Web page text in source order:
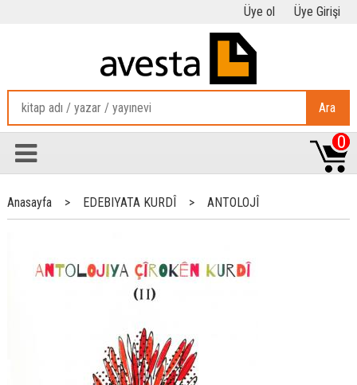
Üye ol Üye Girişi
Ara
0
Anasayfa > EDEBIYATA KURDÎ > ANTOLOJÎ